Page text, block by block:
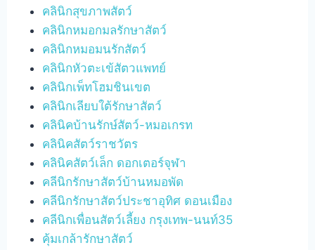
คลินิกสุขภาพสัตว์
คลินิกหมอกมลรักษาสัตว์
คลินิกหมอมนรักสัตว์
คลินิกหัวตะเข้สัตวแพทย์
คลินิกเพ็ทโฮมชินเขต
คลินิกเลียบใต้รักษาสัตว์
คลินิคบ้านรักษ์สัตว์-หมอเกรท
คลินิคสัตว์ราชวัตร
คลินิคสัตว์เล็ก ดอกเตอร์จุฬา
คลีนิกรักษาสัตว์บ้านหมอพัด
คลีนิกรักษาสัตว์ประชาอุทิศ ดอนเมือง
คลีนิกเพื่อนสัตว์เลี้ยง กรุงเทพ-นนท์35
คุ้มเกล้ารักษาสัตว์